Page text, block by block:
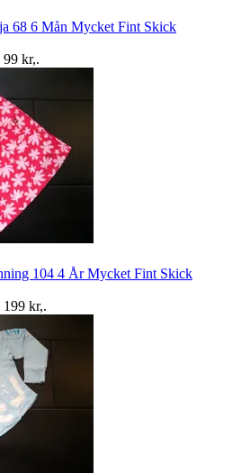
68 6 Mån Mycket Fint Skick
99 kr,.
104 4 År Mycket Fint Skick
199 kr,.